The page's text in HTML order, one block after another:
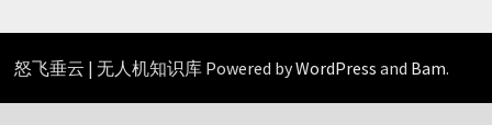
怒飞垂云 | 无人机知识库 Powered byWordPress and Bam.